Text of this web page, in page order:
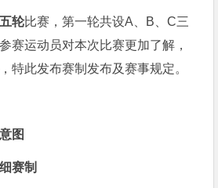
五轮比赛，第一轮共设A、B、C三
赛运动员对本次比赛更加了解，
特此发布赛制发布及赛事规定。
图
赛制